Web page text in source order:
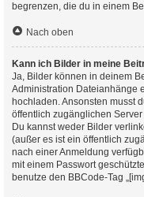
begrenzen, die du in einem
Nach oben
Kann ich Bilder in meine
Ja, Bilder können in deinem
Administration Dateianhänge
hochladen. Ansonsten musst
öffentlich zugänglichen
Du kannst weder Bilder
(außer es ist ein öffentlich
nach einer Anmeldung
mit einem Passwort
benutze den BBCode-Tag